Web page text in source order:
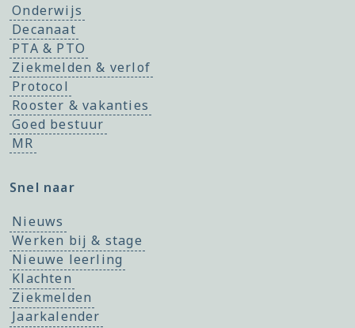
Onderwijs
Decanaat
PTA & PTO
Ziekmelden & verlof
Protocol
Rooster & vakanties
Goed bestuur
MR
Snel naar
Nieuws
Werken bij & stage
Nieuwe leerling
Klachten
Ziekmelden
Jaarkalender